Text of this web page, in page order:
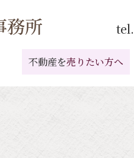
tel.
不動産を売りたい方へ